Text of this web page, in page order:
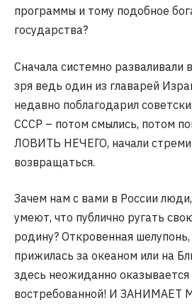
программы и тому подобное
государства?
Сначала системно разваливали
зря ведь один из главарей
недавно поблагодарил
СССР – потом смылись, потом
ЛОВИТЬ НЕЧЕГО, начали
возвращаться.
Зачем нам с вами в России
умеют, что публично ругать
родину? Откровенная
прижилась за океаном или на
здесь неожиданно оказывается
востребованной! И